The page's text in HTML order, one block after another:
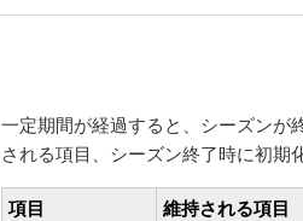
一定期間が経過すると、シーズンが
される項目、シーズン終了時に初期
項目 維持される項目